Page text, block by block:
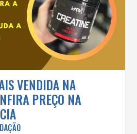
VENDIDA NA
PREÇO NA